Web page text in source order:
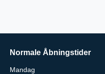
Normale Åbningstider
Mandag